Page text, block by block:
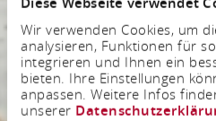
Wir verwenden Cookies, um
analysieren, Funktionen für
integrieren und Ihnen ein
bieten. Ihre Einstellungen
anpassen. Weitere Infos
unserer